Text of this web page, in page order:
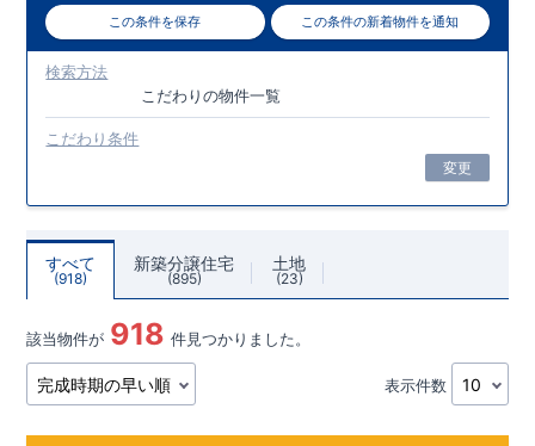
この条件を保存 この条件の新着物件を通知
検索方法
こだわりの物件一覧
こだわり条件
変更
すべて
918
新築分譲住宅
895
土地
23
該当物件が 918 件見つかりました。
表示件数